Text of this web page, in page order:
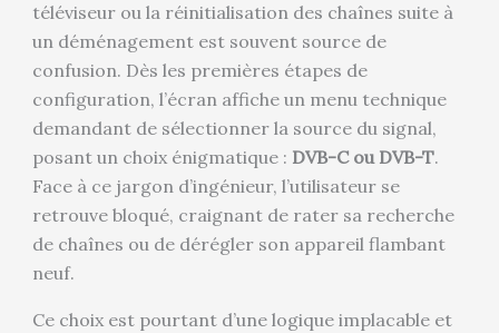
téléviseur ou la réinitialisation des chaînes suite à
un déménagement est souvent source de
confusion. Dès les premières étapes de
configuration, l’écran affiche un menu technique
demandant de sélectionner la source du signal,
posant un choix énigmatique : DVB-C ou DVB-T.
Face à ce jargon d’ingénieur, l’utilisateur se
retrouve bloqué, craignant de rater sa recherche
de chaînes ou de dérégler son appareil flambant
neuf.
Ce choix est pourtant d’une logique implacable et